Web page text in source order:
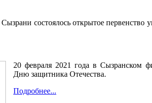
состоялось открытое первенство
20 февраля 2021 года в Сызранском
Дню защитника Отечества.
Подробнее...